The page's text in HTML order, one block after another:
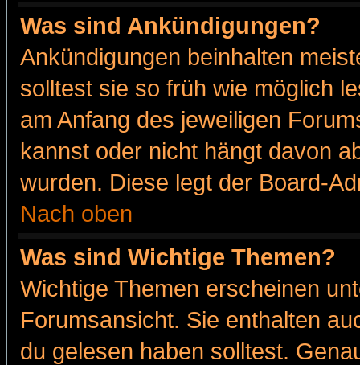
Was sind Ankündigungen?
Ankündigungen beinhalten
solltest sie so früh wie möglich
am Anfang des jeweiligen
kannst oder nicht hängt davon
wurden. Diese legt der Board-
Nach oben
Was sind Wichtige Themen?
Wichtige Themen erscheinen
Forumsansicht. Sie enthalten
du gelesen haben solltest.